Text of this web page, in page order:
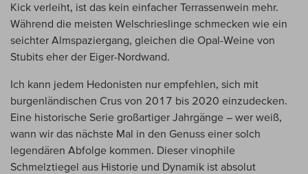
Kick verleiht, ist das kein einfacher Terrassenwein mehr.
Während die meisten Welschrieslinge schmecken wie ein
seichter Almspaziergang, gleichen die Opal-Weine von
Stubits eher der Eiger-Nordwand.
Ich kann jedem Hedonisten nur empfehlen, sich mit
burgenländischen Crus von 2017 bis 2020 einzudecken.
Eine historische Serie großartiger Jahrgänge – wer weiß,
wann wir das nächste Mal in den Genuss einer solch
legendären Abfolge kommen. Dieser vinophile
Schmelztiegel aus Historie und Dynamik ist absolut